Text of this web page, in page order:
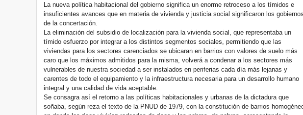
La nueva política habitacional del gobierno significa un enorme retroceso a los tímidos e
insuficientes avances que en materia de vivienda y justicia social significaron los gobiernos
de la concertación.
La eliminación del subsidio de localización para la vivienda social, que representaba un
tímido esfuerzo por integrar a los distintos segmentos sociales, permitiendo que las
viviendas para los sectores carenciados se ubicaran en barrios con valores de suelo más
caro que los máximos admitidos para la misma, volverá a condenar a los sectores más
vulnerables de nuestra sociedad a ser instalados en periferias cada día más lejanas y
carentes de todo el equipamiento y la infraestructura necesaria para un desarrollo humano
integral y una calidad de vida aceptable.
Se consagra así el retorno a las políticas habitacionales y urbanas de la dictadura que
soñaba, según reza el texto de la PNUD de 1979, con la constitución de barrios